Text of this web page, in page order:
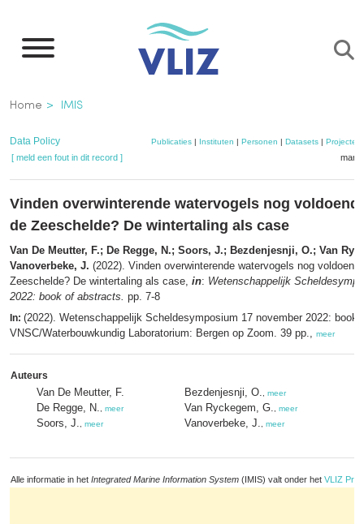
naar
inhoud
gaan
Kruimelpad
Home IMIS
Data Policy Publicaties| Instituten | Personen | Datasets| Projecten
[ meld een fout in dit record ]
Vinden overwinterende watervogels nog
de Zeeschelde? De wintertaling als case
Van De Meutter, F.; De Regge, N.; Soors, J.; Bezdenjesnji, O.; Van
Vanoverbeke, J. (2022). Vinden overwinterende watervogels nog
Zeeschelde? De wintertaling als case, in: Wetenschappelijk
2022: book of abstracts. pp. 7-8
In: (2022). Wetenschappelijk Scheldesymposium 17 november 2022: book
VNSC/Waterbouwkundig Laboratorium: Bergen op Zoom. 39 pp., meer
Auteurs
Van De Meutter, F.
De Regge, N.
meer
Soors, J. meer
Bezdenjesnji, O. meer
Van Ryckegem, G. meer
Vanoverbeke, J. meer
Alle informatie in het Integrated Marine Information System (IMIS) valt onder het VLIZ